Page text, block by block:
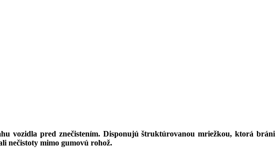
vozidla pred znečistením. Disponujú štruktúrovanou mriežkou, ktorá bráni
nečistoty mimo gumovú rohož.